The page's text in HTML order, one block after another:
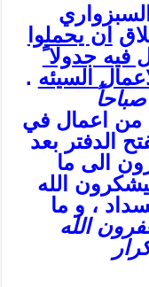
ان يحملوا
فيه جدولا
السيئه .
من اعمال في
الدفتر بعد
الى ما
الله
، و ما
الله